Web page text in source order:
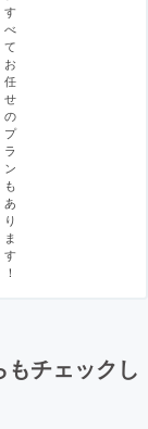
す
べ
て
お
任
せ
の
プ
ラ
ン
も
あ
り
ま
す
！
チェックし